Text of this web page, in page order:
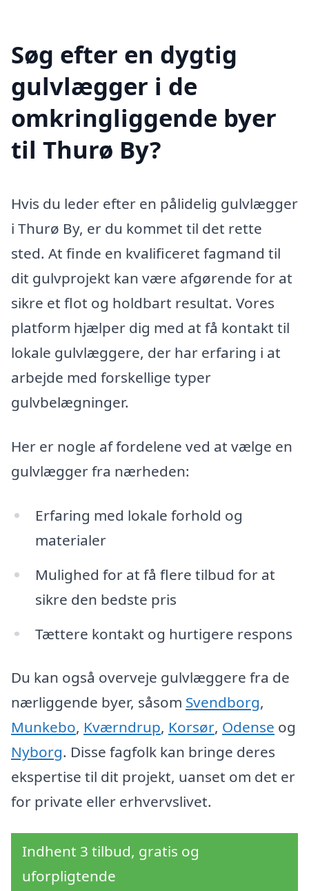
Søg efter en dygtig
gulvlægger i de
omkringliggende byer
til Thurø By?
Hvis du leder efter en pålidelig gulvlægger
i Thurø By, er du kommet til det rette
sted. At finde en kvalificeret fagmand til
dit gulvprojekt kan være afgørende for at
sikre et flot og holdbart resultat. Vores
platform hjælper dig med at få kontakt til
lokale gulvlæggere, der har erfaring i at
arbejde med forskellige typer
gulvbelægninger.
Her er nogle af fordelene ved at vælge en
gulvlægger fra nærheden:
Erfaring med lokale forhold og
materialer
Mulighed for at få flere tilbud for at
sikre den bedste pris
Tættere kontakt og hurtigere respons
Du kan også overveje gulvlæggere fra de
nærliggende byer, såsom Svendborg,
Munkebo, Kværndrup, Korsør, Odense og
Nyborg. Disse fagfolk kan bringe deres
ekspertise til dit projekt, uanset om det er
for private eller erhvervslivet.
Indhent 3 tilbud, gratis og
uforpligtende